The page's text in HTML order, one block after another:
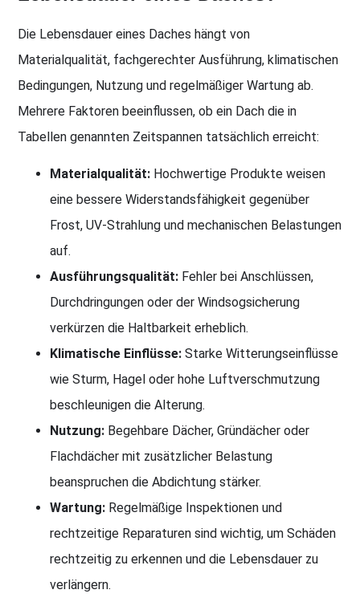
Die Lebensdauer eines Daches hängt von
Materialqualität, fachgerechter Ausführung, klimatischen
Bedingungen, Nutzung und regelmäßiger Wartung ab.
Mehrere Faktoren beeinflussen, ob ein Dach die in
Tabellen genannten Zeitspannen tatsächlich erreicht:
Materialqualität: Hochwertige Produkte weisen
eine bessere Widerstandsfähigkeit gegenüber
Frost, UV-Strahlung und mechanischen Belastungen
auf.
Ausführungsqualität: Fehler bei Anschlüssen,
Durchdringungen oder der Windsogsicherung
verkürzen die Haltbarkeit erheblich.
Klimatische Einflüsse: Starke Witterungseinflüsse
wie Sturm, Hagel oder hohe Luftverschmutzung
beschleunigen die Alterung.
Nutzung: Begehbare Dächer, Gründächer oder
Flachdächer mit zusätzlicher Belastung
beanspruchen die Abdichtung stärker.
Wartung: Regelmäßige Inspektionen und
rechtzeitige Reparaturen sind wichtig, um Schäden
rechtzeitig zu erkennen und die Lebensdauer zu
verlängern.